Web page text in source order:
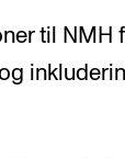
til NMH